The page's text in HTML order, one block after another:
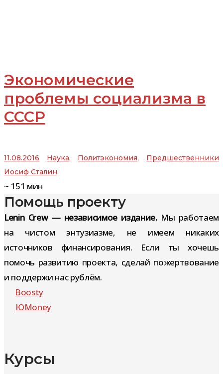
Экономические
проблемы социализма в
СССР
11.08.2016 Наука, Политэкономия, Предшественники
Иосиф Сталин
~ 151 мин
Помощь проекту
Lenin Crew — независимое издание.Мы работаем
на чистом энтузиазме, не имеем никаких
источников финансирования. Если ты хочешь
помочь развитию проекта, сделай пожертвование
и поддержи нас рублём.
Boosty
ЮMoney
Курсы